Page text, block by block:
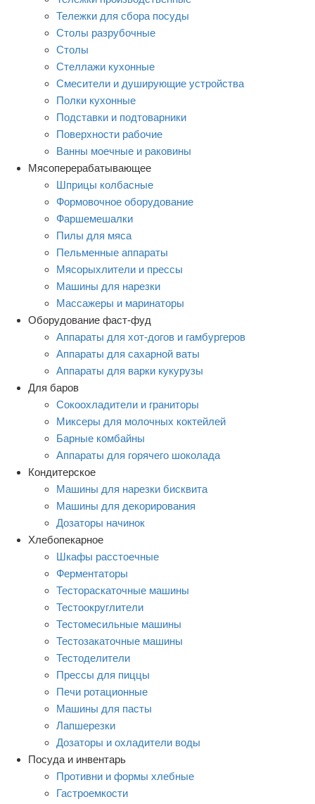
Тележки для сбора посуды
Столы разрубочные
Столы
Стеллажи кухонные
Смесители и душирующие устройства
Полки кухонные
Подставки и подтоварники
Поверхности рабочие
Ванны моечные и раковины
Мясоперерабатывающее
Шприцы колбасные
Формовочное оборудование
Фаршемешалки
Пилы для мяса
Пельменные аппараты
Мясорыхлители и прессы
Машины для нарезки
Массажеры и маринаторы
Оборудование фаст-фуд
Аппараты для хот-догов и гамбургеров
Аппараты для сахарной ваты
Аппараты для варки кукурузы
Для баров
Сокоохладители и граниторы
Миксеры для молочных коктейлей
Барные комбайны
Аппараты для горячего шоколада
Кондитерское
Машины для нарезки бисквита
Машины для декорирования
Дозаторы начинок
Хлебопекарное
Шкафы расстоечные
Ферментаторы
Тестораскаточные машины
Тестоокруглители
Тестомесильные машины
Тестозакаточные машины
Тестоделители
Прессы для пиццы
Печи ротационные
Машины для пасты
Лапшерезки
Дозаторы и охладители воды
Посуда и инвентарь
Противни и формы хлебные
Гастроемкости